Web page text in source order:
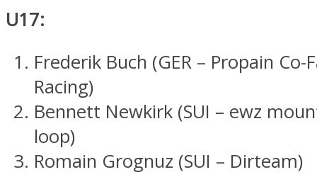
U17:
Frederik Buch (GER – Propain Co-
Racing)
Bennett Newkirk (SUI – ewz
loop)
Romain Grognuz (SUI – Dirteam)